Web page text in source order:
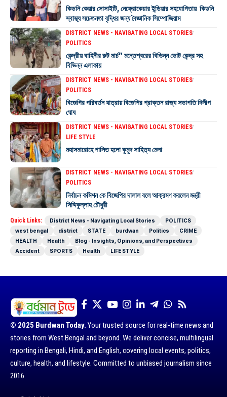
কিডনি কেয়ার সোসাইটি, নেফ্রোকেয়ার ইন্ডিয়ার সহযোগিতায় কিডনি
স্বাস্থ্য সচেতনতা বৃদ্ধির জন্য বৈজ্ঞানিক সিম্পোজিয়াম
DISTRICT NEWS - NAVIGATING LOCAL STORIES
POLITICS
কেন্দ্রীয় বাহিনীর রুট মার্চ” মন্তেশ্বরের বিভিন্ন ভোট কেন্দ্র সহ
বিভিন্ন এলাকায়
DISTRICT NEWS - NAVIGATING LOCAL STORIES
POLITICS
বিজেপির পরিবর্তন যাত্রায় বিজেপির প্রাক্তন রাজ্য সভাপতি দিলীপ
ঘোষ
DISTRICT NEWS - NAVIGATING LOCAL STORIES
LIFE STYLE
মহাসমারোহে পালিত হলো কুমুদ সাহিত্য মেলা
DISTRICT NEWS - NAVIGATING LOCAL STORIES
POLITICS
নির্বাচন কমিশন কে বিজেপির দালাল বলে আক্রমণ করলেন মন্ত্রী
সিদ্দিকুল্লাহ চৌধুরী
Quick Links: District News - Navigating Local Stories
POLITICS
west bengal
district STATE burdwan Politics
CRIME
HEALTH
Health
Blog - Insights, Opinions, and Perspectives
Accident
SPORTS Health LIFE STYLE
© 2025 Burdwan Today. Your trusted source for real-time news and
stories from West Bengal and beyond. We deliver concise, multilingual
reporting in Bengali, Hindi, and English, covering local events, politics,
culture, health, and lifestyle. Committed to unbiased journalism since
2016.